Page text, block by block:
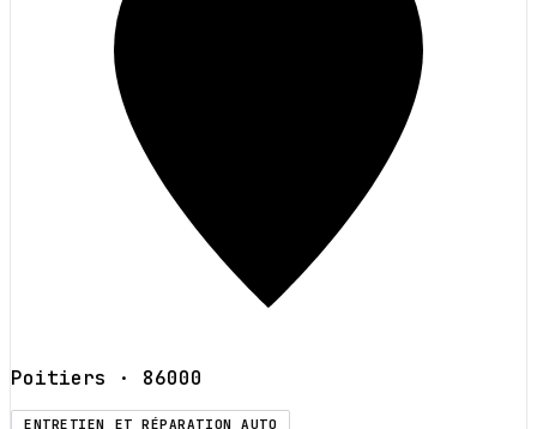
Poitiers · 86000
ENTRETIEN ET RÉPARATION AUTO